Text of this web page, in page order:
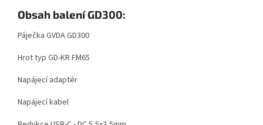
Obsah balení GD300:
Páječka GVDA GD300
Hrot typ GD-KR FM65
Napájecí adaptér
Napájecí kabel